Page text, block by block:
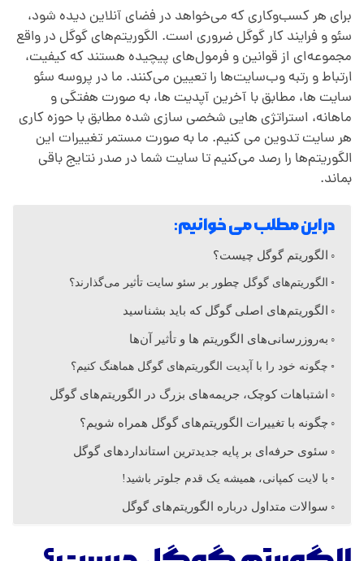
ت
م
ه
ا
ی
گ
و
گ
ل
برای هر کسب‌وکاری که می‌خواهد در فضای آنلاین دیده شود،
سئو و فرایند کار گوگل ضروری است. الگوریتم‌های گوگل در واقع
مجموعه‌ای از قوانین و فرمول‌های پیچیده هستند که کیفیت،
ارتباط و رتبه وب‌سایت‌ها را تعیین می‌کنند. ما در پروسه سئو
سایت ها، مطابق با آخرین آپدیت ها، به صورت هفتگی و
ماهانه، استراتژی هایی شخصی سازی شده مطابق با حوزه کاری
هر سایت تدوین می کنیم. ما به صورت مستمر تغییرات این
الگوریتم‌ها را رصد می‌کنیم تا سایت شما در صدر نتایج باقی
بماند.
در این مطلب می خوانیم:
الگوریتم‌ گوگل چیست؟
الگوریتم‌های گوگل چطور بر سئو سایت تأثیر می‌گذارند؟
الگوریتم‌های اصلی گوگل که باید بشناسید
به‌روزرسانی‌های الگوریتم ها و تأثیر آن‌ها
چگونه خود را با آپدیت الگوریتم‌های گوگل هماهنگ کنیم؟
اشتباهات کوچک، جریمه‌های بزرگ در الگوریتم‌های گوگل
چگونه با تغییرات الگوریتم‌های گوگل همراه شویم؟
سئوی حرفه‌ای بر پایه جدیدترین استانداردهای گوگل
با لایت کمپانی، همیشه یک قدم جلوتر باشید!
سوالات متداول درباره الگوریتم‌های گوگل